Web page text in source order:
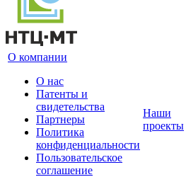
О компании
О нас
Патенты и
свидетельства
Партнеры
Политика
конфиденциальности
Пользовательское
соглашение
Наши
проекты